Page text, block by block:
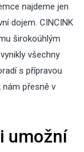
najdeme jen
dojem. CINCINK
širokoúhlým
všechny
s přípravou
přesně v
umožní